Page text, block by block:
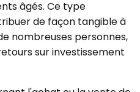
âgés. Ce type
de façon tangible à
nombreuses personnes,
sur investissement